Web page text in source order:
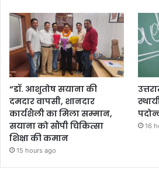
“डॉ. आशुतोष सयाना की
दमदार वापसी, शानदार
कार्यशैली का मिला सम्मान,
सयाना को सौंपी चिकित्सा
शिक्षा की कमान
15 hours ago
16